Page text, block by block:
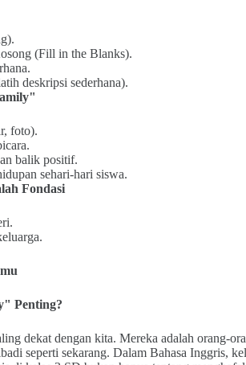
(Fill in the Blanks).
deskripsi sederhana).
foto).
balik positif.
sehari-hari siswa.
Fondasi
Penting?
dekat dengan kita. Mereka adalah orang-
seperti sekarang. Dalam Bahasa Inggris,